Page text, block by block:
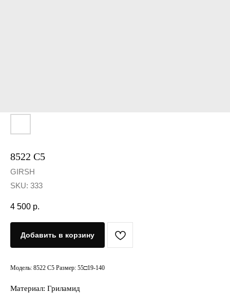
8522 C5
GIRSH
SKU: 333
4 500 р.
Добавить в корзину
Модель: 8522 C5 Размер: 55□19-140
Материал: Гриламид